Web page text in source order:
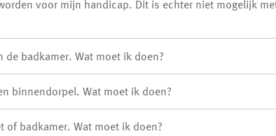
de badkamer. Wat moet ik doen?
binnendorpel. Wat moet ik doen?
of badkamer. Wat moet ik doen?